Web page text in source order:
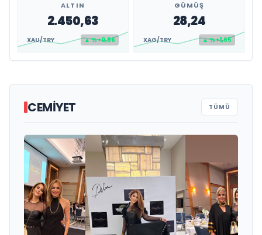
ALTIN
2.450,63
XAU/TRY ▲ %+0,96
GÜMÜŞ
28,24
XAG/TRY ▲ %+1,65
CEMIYET TÜMÜ